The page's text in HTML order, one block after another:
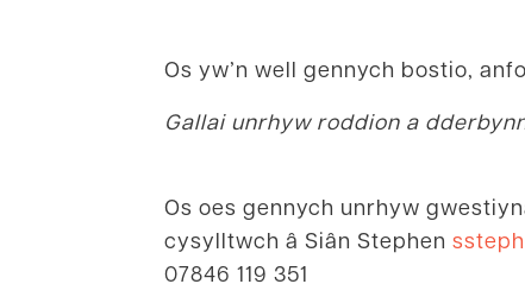
Os yw’n well gennych bostio,
Gallai unrhyw roddion a
Os oes gennych unrhyw
cysylltwch â Siân Stephen
07846 119 351